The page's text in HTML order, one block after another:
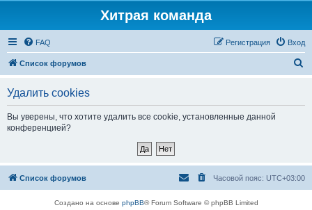
Хитрая команда
FAQ Вход
Регистрация
Список форумов
Удалить cookies
Вы уверены, что хотите удалить все cookie, установленные данной
конференцией?
Список форумов Часовой пояс: UTC+03:00
Создано на основе phpBB® Forum Software © phpBB Limited